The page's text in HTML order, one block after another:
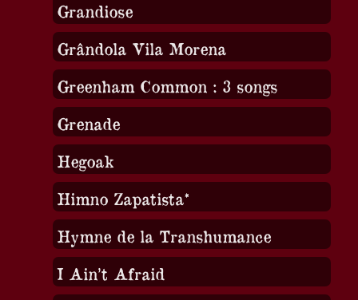
Grandiose
Grândola Vila Morena
Greenham Common : 3 songs
Grenade
Hegoak
Himno Zapatista*
Hymne de la Transhumance
I Ain’t Afraid